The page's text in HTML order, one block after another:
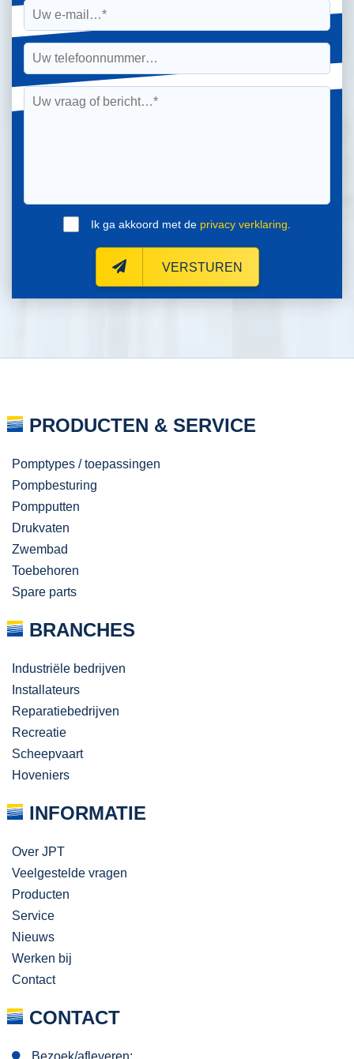
Ik ga akkoord met de privacy verklaring
VERSTUREN
PRODUCTEN & SERVICE
Pomptypes / toepassingen
Pompbesturing
Pompputten
Drukvaten
Zwembad
Toebehoren
Spare parts
BRANCHES
Industriële bedrijven
Installateurs
Reparatiebedrijven
Recreatie
Scheepvaart
Hoveniers
INFORMATIE
Over JPT
Veelgestelde vragen
Producten
Service
Nieuws
Werken bij
Contact
CONTACT
Bezoek/afleveren: